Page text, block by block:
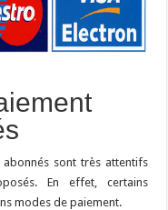
sont très attentifs
En effet, certains
modes de paiement.